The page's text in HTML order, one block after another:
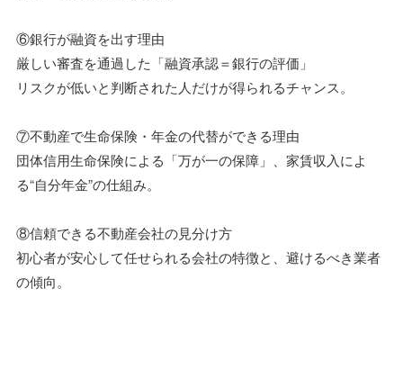
⑥銀行が融資を出す理由
厳しい審査を通過した「融資承認＝銀行の評価」
リスクが低いと判断された人だけが得られるチャンス。
⑦不動産で生命保険・年金の代替ができる理由
団体信用生命保険による「万が一の保障」、家賃収入によ
る“自分年金”の仕組み。
⑧信頼できる不動産会社の見分け方
初心者が安心して任せられる会社の特徴と、避けるべき業者
の傾向。